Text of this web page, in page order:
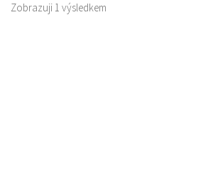
Zobrazuji 1 výsledkem